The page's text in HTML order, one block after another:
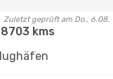
Zuletzt geprüft am Do., 6.08.
8703 kms